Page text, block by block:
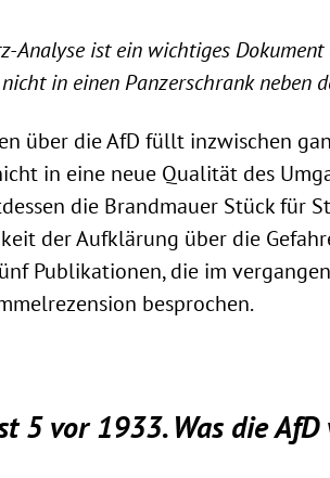
Analyse ist ein wichtiges
in einen Panzerschrank neben
über die AfD füllt inzwischen
in eine neue Qualität des
die Brandmauer Stück für
der Aufklärung über die
Publikationen, die im
besprochen.
5 vor 1933. Was die